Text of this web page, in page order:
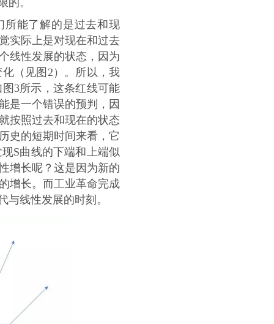
的。
所能了解的是过去和现
实际上是对现在和过去
线性发展的状态，因为
（见图2）。所以，我
3所示，这条红线可能
是一个错误的预判，因
按照过去和现在的状态
史的短期时间来看，它
S曲线的下端和上端似
增长呢？这是因为新的
增长。而工业革命完成
线性发展的时刻。